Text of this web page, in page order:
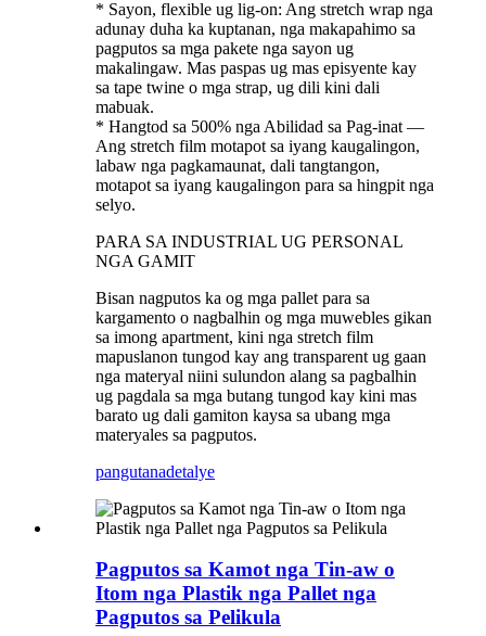
* Sayon, flexible ug lig-on: Ang stretch wrap nga
adunay duha ka kuptanan, nga makapahimo sa
pagputos sa mga pakete nga sayon ​​ug
makalingaw. Mas paspas ug mas episyente kay
sa tape twine o mga strap, ug dili kini dali
mabuak.
* Hangtod sa 500% nga Abilidad sa Pag-inat —
Ang stretch film motapot sa iyang kaugalingon,
labaw nga pagkamaunat, dali tangtangon,
motapot sa iyang kaugalingon para sa hingpit nga
selyo.
PARA SA INDUSTRIAL UG PERSONAL
NGA GAMIT
Bisan nagputos ka og mga pallet para sa
kargamento o nagbalhin og mga muwebles gikan
sa imong apartment, kini nga stretch film
mapuslanon tungod kay ang transparent ug gaan
nga materyal niini sulundon alang sa pagbalhin
ug pagdala sa mga butang tungod kay kini mas
barato ug dali gamiton kaysa sa ubang mga
materyales sa pagputos.
pangutanadetalye
Pagputos sa Kamot nga Tin-aw o
Itom nga Plastik nga Pallet nga
Pagputos sa Pelikula